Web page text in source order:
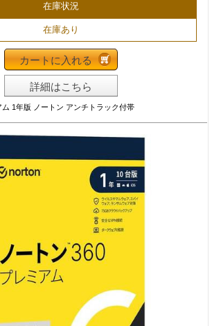
在庫状況
在庫あり
カートに入れる
詳細はこちら
ム 1年版 ノートン アンチトラック付帯